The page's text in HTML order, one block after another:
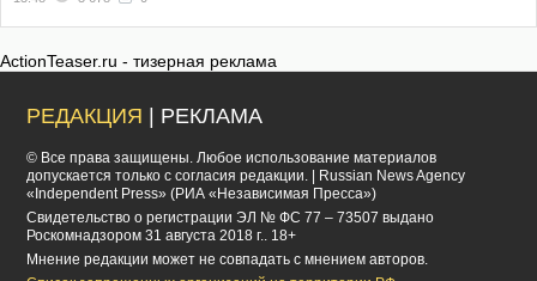
ActionTeaser.ru - тизерная реклама
РЕДАКЦИЯ | РЕКЛАМА
© Все права защищены. Любое использование материалов
допускается только с согласия редакции. | Russian News Agency
«Independent Press» (РИА «Независимая Пресса»)
Cвидетельство о регистрации ЭЛ № ФС 77 – 73507 выдано
Роскомнадзором 31 августа 2018 г.. 18+
Мнение редакции может не совпадать с мнением авторов.